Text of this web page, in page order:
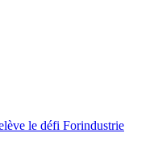
le défi Forindustrie